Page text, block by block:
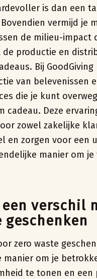
is dan een
vermijd je
de milieu-impact
de productie en
Bij GoodGiving
van belevenissen
die je kunt
cadeau. Deze
zowel zakelijke
en zorgen voor een
manier om je
een verschil
geschenken
zero waste
manier om je
te tonen en een